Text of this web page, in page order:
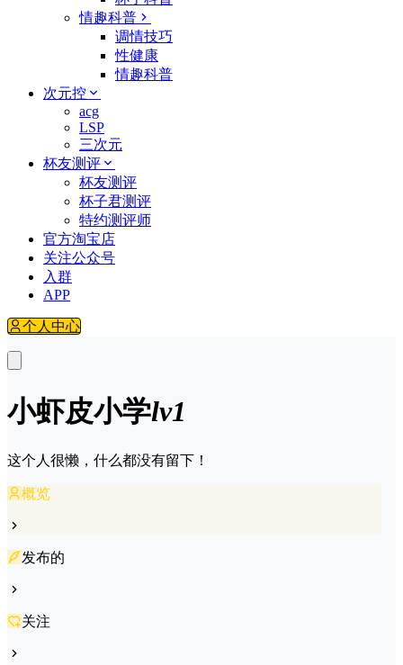
情趣科普
调情技巧
性健康
情趣科普
次元控
acg
LSP
三次元
杯友测评
杯友测评
杯子君测评
特约测评师
官方淘宝店
关注公众号
入群
APP
个人中心
小虾皮小学lv1
这个人很懒，什么都没有留下！
概览
发布的
关注